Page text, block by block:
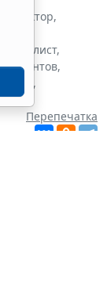
госсектор,
лист,
,
,
Перепечатка